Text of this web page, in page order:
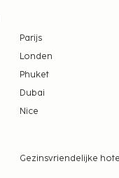
Parijs
Londen
Phuket
Dubai
Nice
Gezinsvriendelijke